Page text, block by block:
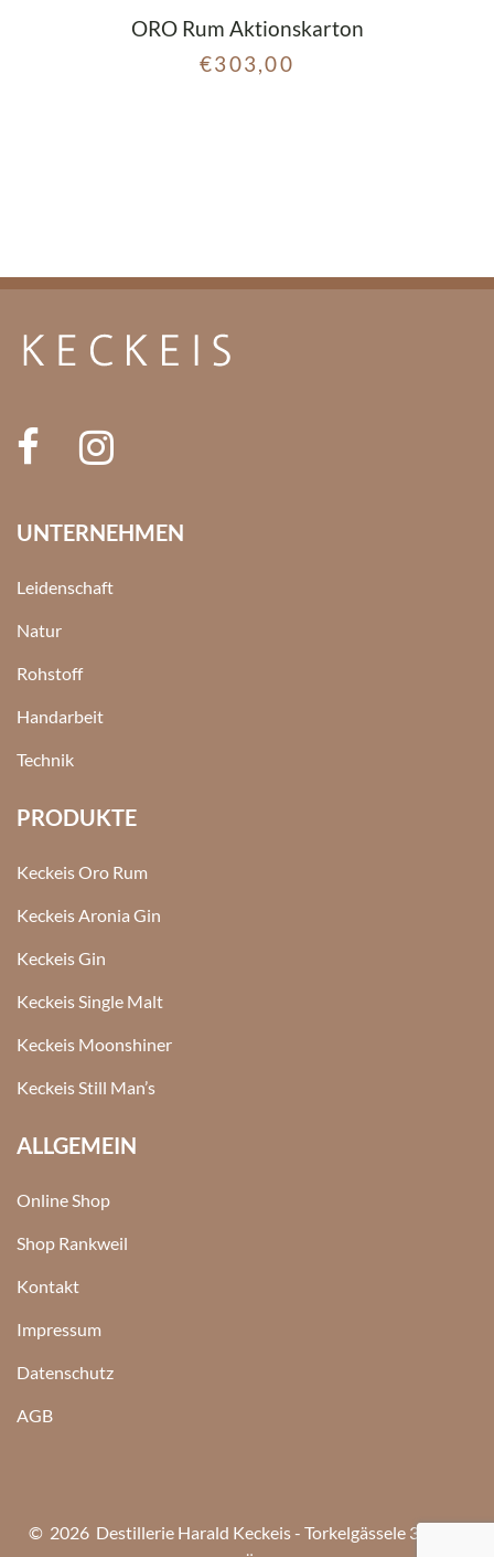
ORO Rum Aktionskarton
€303,00
UNTERNEHMEN
Leidenschaft
Natur
Rohstoff
Handarbeit
Technik
PRODUKTE
Keckeis Oro Rum
Keckeis Aronia Gin
Keckeis Gin
Keckeis Single Malt
Keckeis Moonshiner
Keckeis Still Man’s
ALLGEMEIN
Online Shop
Shop Rankweil
Kontakt
Impressum
Datenschutz
AGB
© 2026 Destillerie Harald Keckeis - Torkelgässele 3, 6830